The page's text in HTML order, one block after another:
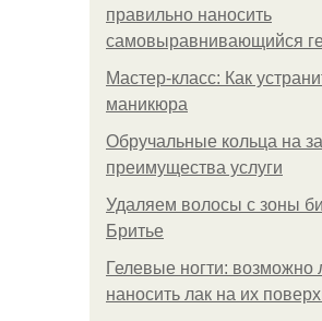
правильно наносить
самовыравнивающийся
Мастер-класс: Как
маникюра
Обручальные кольца на
преимущества услуги
Удаляем волосы с зоны
Бритье
Гелевые ногти: возможно
наносить лак на их